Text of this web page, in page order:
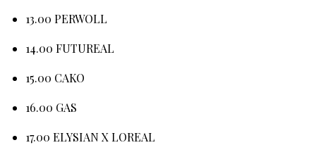
13.00 PERWOLL
14.00 FUTUREAL
15.00 CAKO
16.00 GAS
17.00 ELYSIAN X LOREAL